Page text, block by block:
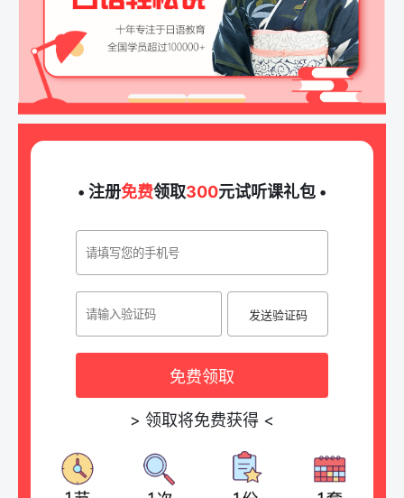
• 注册免费领取300元试听课礼包 •
发送验证码
免费领取
> 领取将免费获得 <